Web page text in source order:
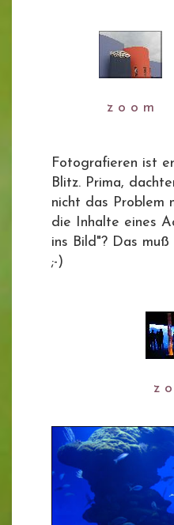
z o o m
Fotografieren ist
Blitz. Prima,
nicht das Problem
die Inhalte eines
ins Bild"? Das
;-)
z